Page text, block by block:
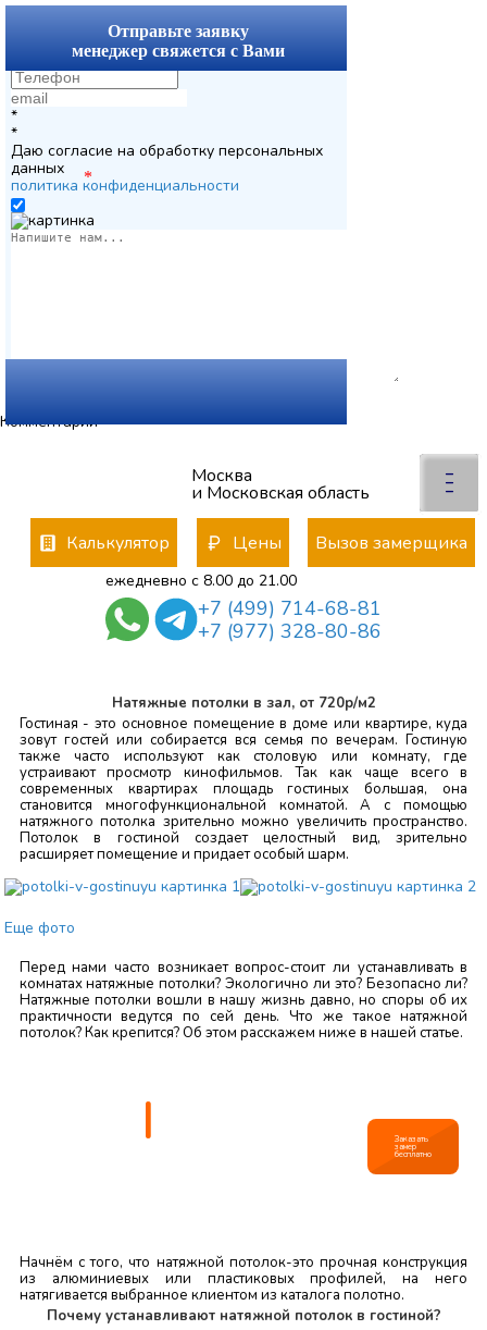
Отправьте заявку
менеджер свяжется с Вами
*
*
*
Даю согласие на обработку персональных
данных
политика конфиденциальности
Комментарии
Москва
и Московская область
Калькулятор Цены Вызов замерщика
ежедневно с 8.00 до 21.00
+7 (499) 714-68-81
+7 (977) 328-80-86
–
–
–
×
Натяжные потолки в зал, от 720р/м2
Гостиная - это основное помещение в доме или квартире, куда
зовут гостей или собирается вся семья по вечерам. Гостиную
также часто используют как столовую или комнату, где
устраивают просмотр кинофильмов. Так как чаще всего в
современных квартирах площадь гостиных большая, она
становится многофункциональной комнатой. А с помощью
натяжного потолка зрительно можно увеличить пространство.
Потолок в гостиной создает целостный вид, зрительно
расширяет помещение и придает особый шарм.
Еще фото
Перед нами часто возникает вопрос-стоит ли устанавливать в
комнатах натяжные потолки? Экологично ли это? Безопасно ли?
Натяжные потолки вошли в нашу жизнь давно, но споры об их
практичности ведутся по сей день. Что же такое натяжной
потолок? Как крепится? Об этом расскажем ниже в нашей статье.
| Заказать
замер
бесплатно
Начнём с того, что натяжной потолок-это прочная конструкция
из алюминиевых или пластиковых профилей, на него
натягивается выбранное клиентом из каталога полотно.
Почему устанавливают натяжной потолок в гостиной?